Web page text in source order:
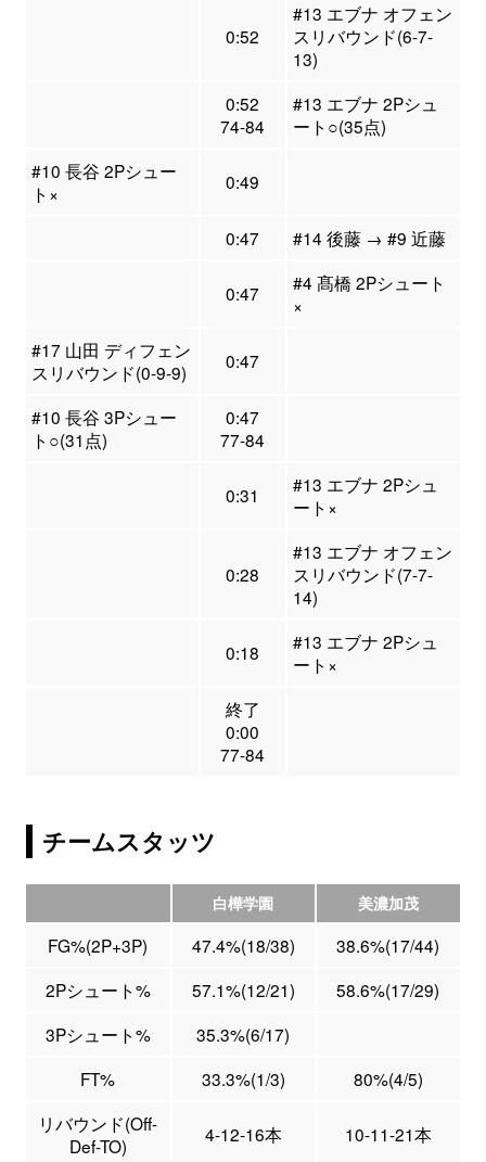
0:52
#13 エブナ オフェン
スリバウンド(6-7-
13)
0:52
74-84
#13 エブナ 2Pシュ
ート○(35点)
#10 長谷 2Pシュー
ト×
0:49
0:47 #14 後藤 → #9 近藤
0:47
#4 髙橋 2Pシュート
×
#17 山田 ディフェン
スリバウンド(0-9-9)
0:47
#10 長谷 3Pシュー
ト○(31点)
0:47
77-84
0:31
#13 エブナ 2Pシュ
ート×
0:28
#13 エブナ オフェン
スリバウンド(7-7-
14)
0:18
#13 エブナ 2Pシュ
ート×
終了
0:00
77-84
チームスタッツ
白樺学園 美濃加茂
FG%(2P+3P) 47.4%(18/38)
38.6%(17/44)
2Pシュート%
57.1%(12/21)
58.6%(17/29)
3Pシュート%
35.3%(6/17)
FT%
33.3%(1/3)
80%(4/5)
リバウンド(Off-
Def-TO)
4-12-16本 10-11-21本